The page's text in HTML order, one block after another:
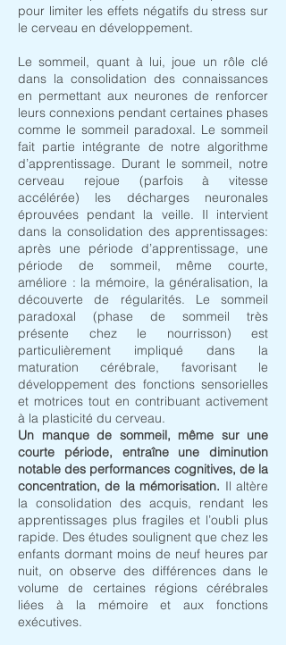
pour limiter les effets négatifs du stress sur
le cerveau en développement.
Le sommeil, quant à lui, joue un rôle clé
dans la consolidation des connaissances
en permettant aux neurones de renforcer
leurs connexions pendant certaines phases
comme le sommeil paradoxal. Le sommeil
fait partie intégrante de notre algorithme
d’apprentissage. Durant le sommeil, notre
cerveau rejoue (parfois à vitesse
accélérée) les décharges neuronales
éprouvées pendant la veille. Il intervient
dans la consolidation des apprentissages:
après une période d’apprentissage, une
période de sommeil, même courte,
améliore : la mémoire, la généralisation, la
découverte de régularités. Le sommeil
paradoxal (phase de sommeil très
présente chez le nourrisson) est
particulièrement impliqué dans la
maturation cérébrale, favorisant le
développement des fonctions sensorielles
et motrices tout en contribuant activement
à la plasticité du cerveau.
Un manque de sommeil, même sur une
courte période, entraîne une diminution
notable des performances cognitives, de la
concentration, de la mémorisation. Il altère
la consolidation des acquis, rendant les
apprentissages plus fragiles et l’oubli plus
rapide. Des études soulignent que chez les
enfants dormant moins de neuf heures par
nuit, on observe des différences dans le
volume de certaines régions cérébrales
liées à la mémoire et aux fonctions
exécutives.